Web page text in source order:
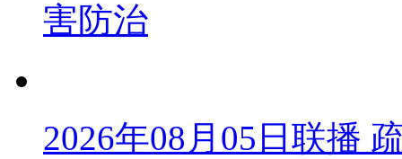
害防治
2026年08月05日联播